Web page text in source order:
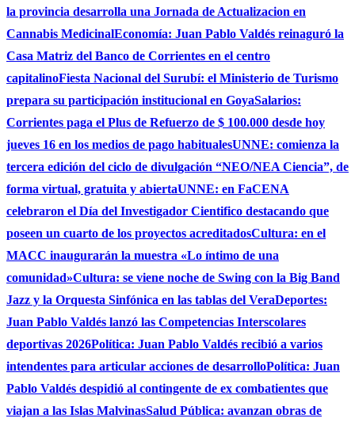
la provincia desarrolla una Jornada de Actualizacion en
Cannabis MedicinalEconomía: Juan Pablo Valdés reinaguró la
Casa Matriz del Banco de Corrientes en el centro
capitalinoFiesta Nacional del Surubí: el Ministerio de Turismo
prepara su participación institucional en GoyaSalarios:
Corrientes paga el Plus de Refuerzo de $ 100.000 desde hoy
jueves 16 en los medios de pago habitualesUNNE: comienza la
tercera edición del ciclo de divulgación “NEO/NEA Ciencia”, de
forma virtual, gratuita y abiertaUNNE: en FaCENA
celebraron el Día del Investigador Cientifico destacando que
poseen un cuarto de los proyectos acreditadosCultura: en el
MACC inaugurarán la muestra «Lo íntimo de una
comunidad»Cultura: se viene noche de Swing con la Big Band
Jazz y la Orquesta Sinfónica en las tablas del VeraDeportes:
Juan Pablo Valdés lanzó las Competencias Interscolares
deportivas 2026Política: Juan Pablo Valdés recibió a varios
intendentes para articular acciones de desarrolloPolítica: Juan
Pablo Valdés despidió al contingente de ex combatientes que
viajan a las Islas MalvinasSalud Pública: avanzan obras de